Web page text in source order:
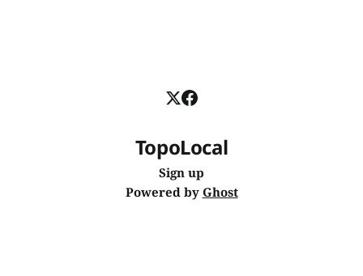
TopoLocal
Sign up
Powered by Ghost